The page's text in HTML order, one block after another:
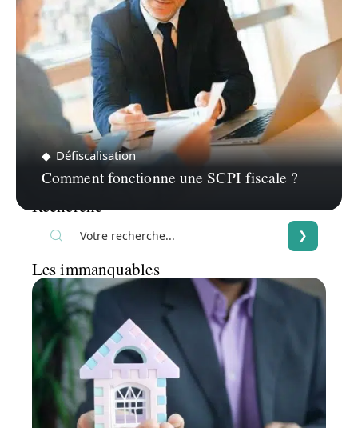
Défiscalisation
Comment fonctionne une SCPI fiscale ?
Recherche
Les immanquables